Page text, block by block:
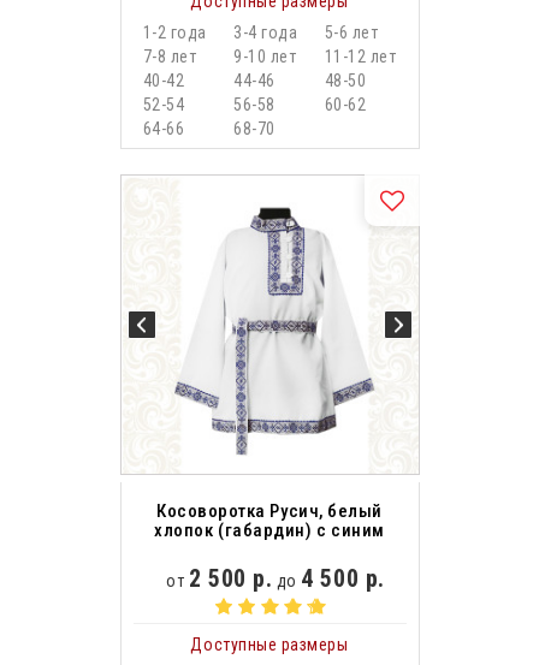
1-2 года
3-4 года
5-6 лет
7-8 лет
9-10 лет
11-12 лет
40-42
44-46
48-50
52-54
56-58
60-62
64-66
68-70
Косоворотка Русич, белый
хлопок (габардин) с синим
от 2 500 р. до 4 500 р.
Доступные размеры